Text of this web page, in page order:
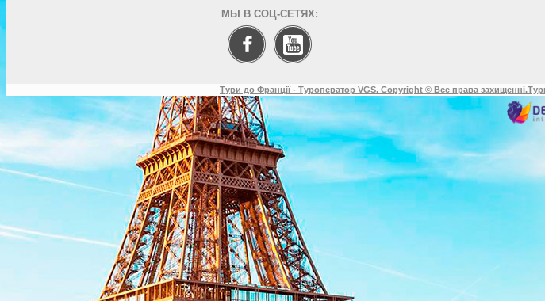
МЫ В СОЦ-СЕТЯХ:
Тури до Франції - Туроператор VGS. Copyright © Все права захищенні.